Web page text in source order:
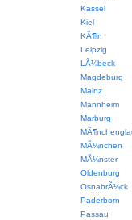
Kassel
Kiel
KÃ¶ln
Leipzig
LÃ¼beck
Magdeburg
Mainz
Mannheim
Marburg
MÃ¼nchen
MÃ¼nster
Oldenburg
OsnabrÃ¼ck
Paderborn
Passau